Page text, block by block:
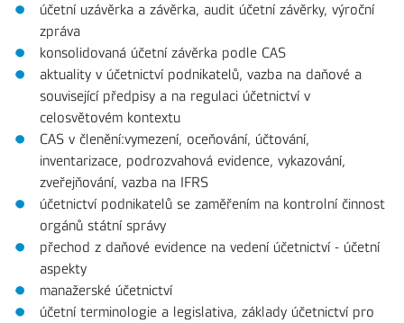
účetní uzávěrka a závěrka, audit účetní závěrky, výroční
zpráva
konsolidovaná účetní závěrka podle CAS
aktuality v účetnictví podnikatelů, vazba na daňové a
související předpisy a na regulaci účetnictví v
celosvětovém kontextu
CAS v členění:vymezení, oceňování, účtování,
inventarizace, podrozvahová evidence, vykazování,
zveřejňování, vazba na IFRS
účetnictví podnikatelů se zaměřením na kontrolní činnost
orgánů státní správy
přechod z daňové evidence na vedení účetnictví - účetní
aspekty
manažerské účetnictví
účetní terminologie a legislativa, základy účetnictví pro